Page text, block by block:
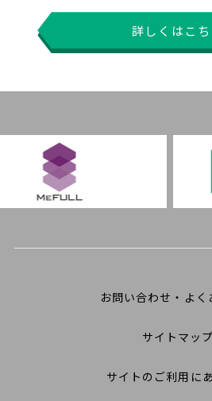
詳しくはこち
お問い合わせ・よく
サイトマップ
サイトのご利用に